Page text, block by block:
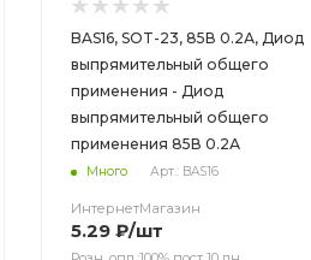
BAS16, SOT-23, 85В 0.2А, Диод
выпрямительный общего
применения - Диод
выпрямительный общего
применения 85В 0.2А
Много Арт.: BAS16
ИнтернетМагазин
5.29 ₽/шт